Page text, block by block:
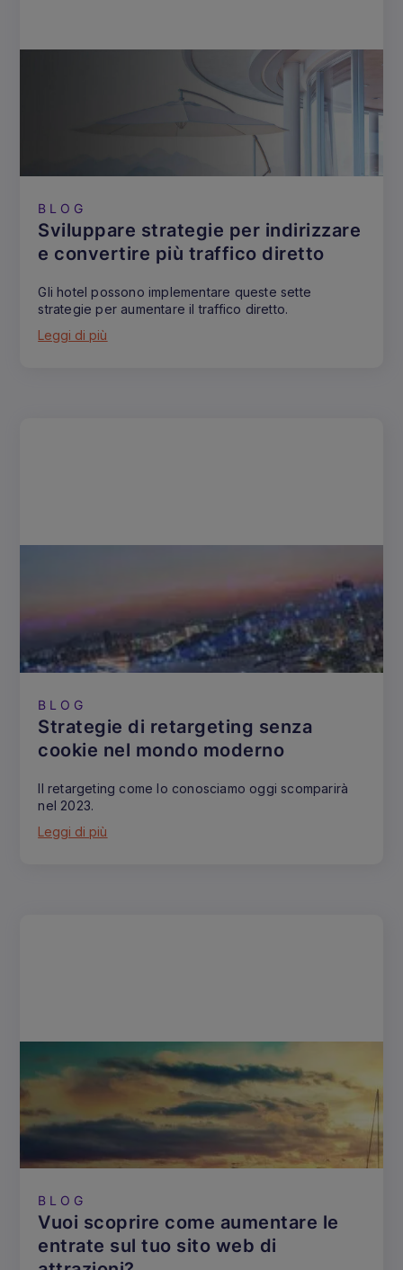
BLOG
Sviluppare strategie per indirizzare
e convertire più traffico diretto
Gli hotel possono implementare queste sette
strategie per aumentare il traffico diretto.
Leggi di più
BLOG
Strategie di retargeting senza
cookie nel mondo moderno
Il retargeting come lo conosciamo oggi scomparirà
nel 2023.
Leggi di più
BLOG
Vuoi scoprire come aumentare le
entrate sul tuo sito web di